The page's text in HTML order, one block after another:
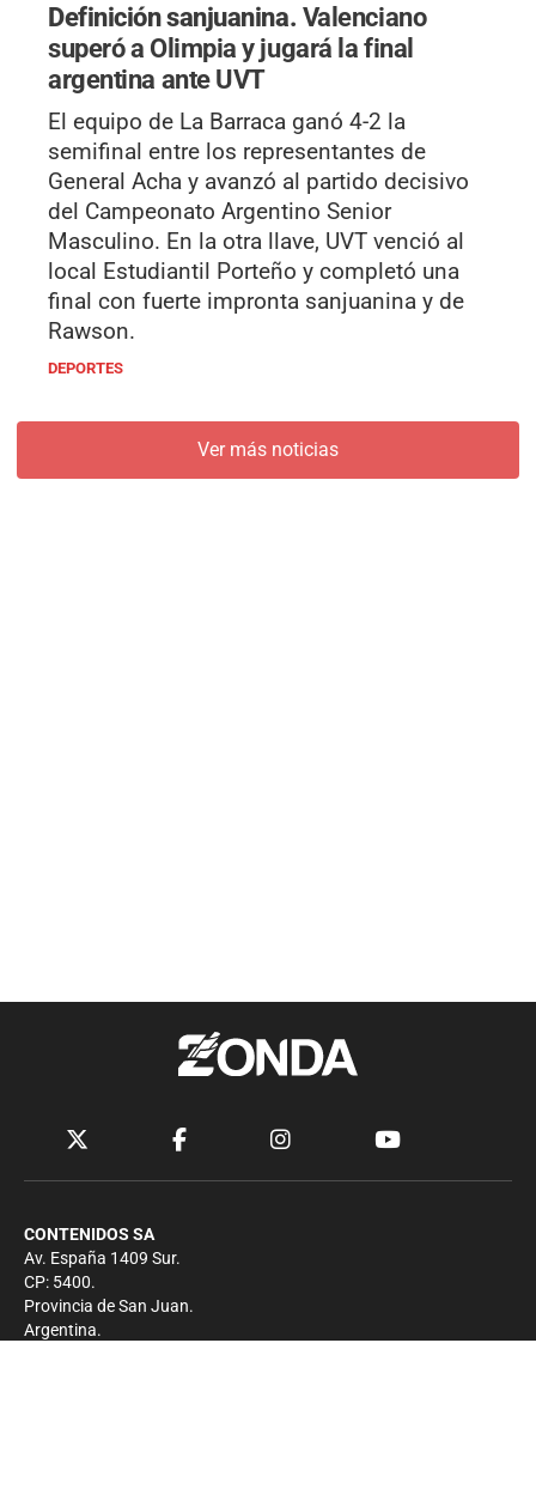
Definición sanjuanina. Valenciano
superó a Olimpia y jugará la final
argentina ante UVT
El equipo de La Barraca ganó 4-2 la
semifinal entre los representantes de
General Acha y avanzó al partido decisivo
del Campeonato Argentino Senior
Masculino. En la otra llave, UVT venció al
local Estudiantil Porteño y completó una
final con fuerte impronta sanjuanina y de
Rawson.
DEPORTES
Ver más noticias
CONTENIDOS SA
Av. España 1409 Sur.
CP: 5400.
Provincia de San Juan.
Argentina.